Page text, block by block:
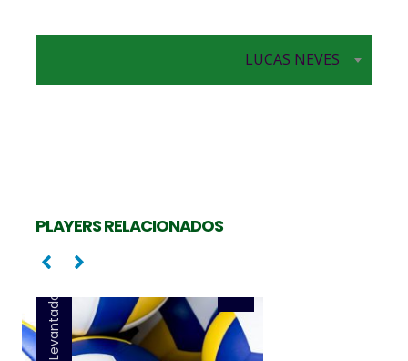
LUCAS NEVES
PLAYERS RELACIONADOS
Levantador
Levantador